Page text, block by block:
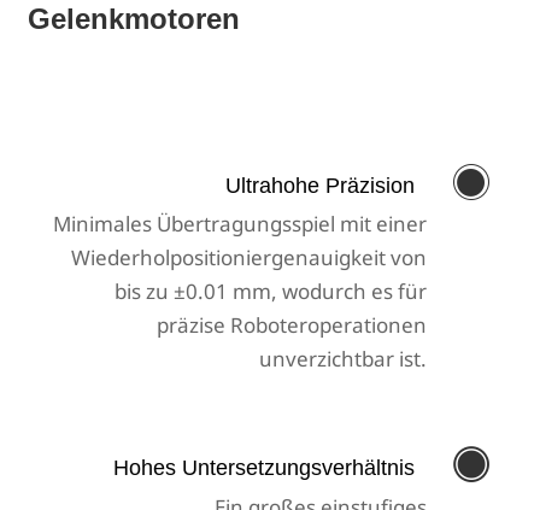
Gelenkmotoren
Ultrahohe Präzision
Minimales Übertragungsspiel mit einer
Wiederholpositioniergenauigkeit von
bis zu ±0.01 mm, wodurch es für
präzise Roboteroperationen
unverzichtbar ist.

Hohes Untersetzungsverhältnis 